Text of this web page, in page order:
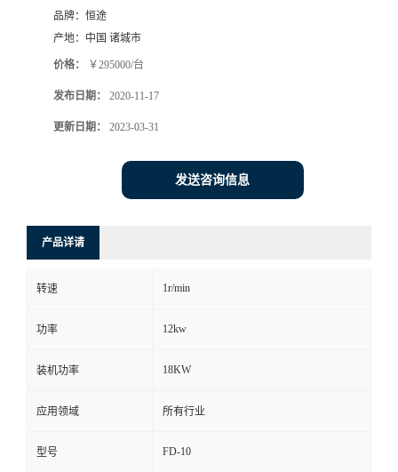
品牌： 恒途
产地： 中国 诸城市
价格： ￥295000/台
发布日期： 2020-11-17
更新日期： 2023-03-31
发送咨询信息
产品详请
转速 1r/min
功率 12kw
装机功率 18KW
应用领域 所有行业
型号 FD-10